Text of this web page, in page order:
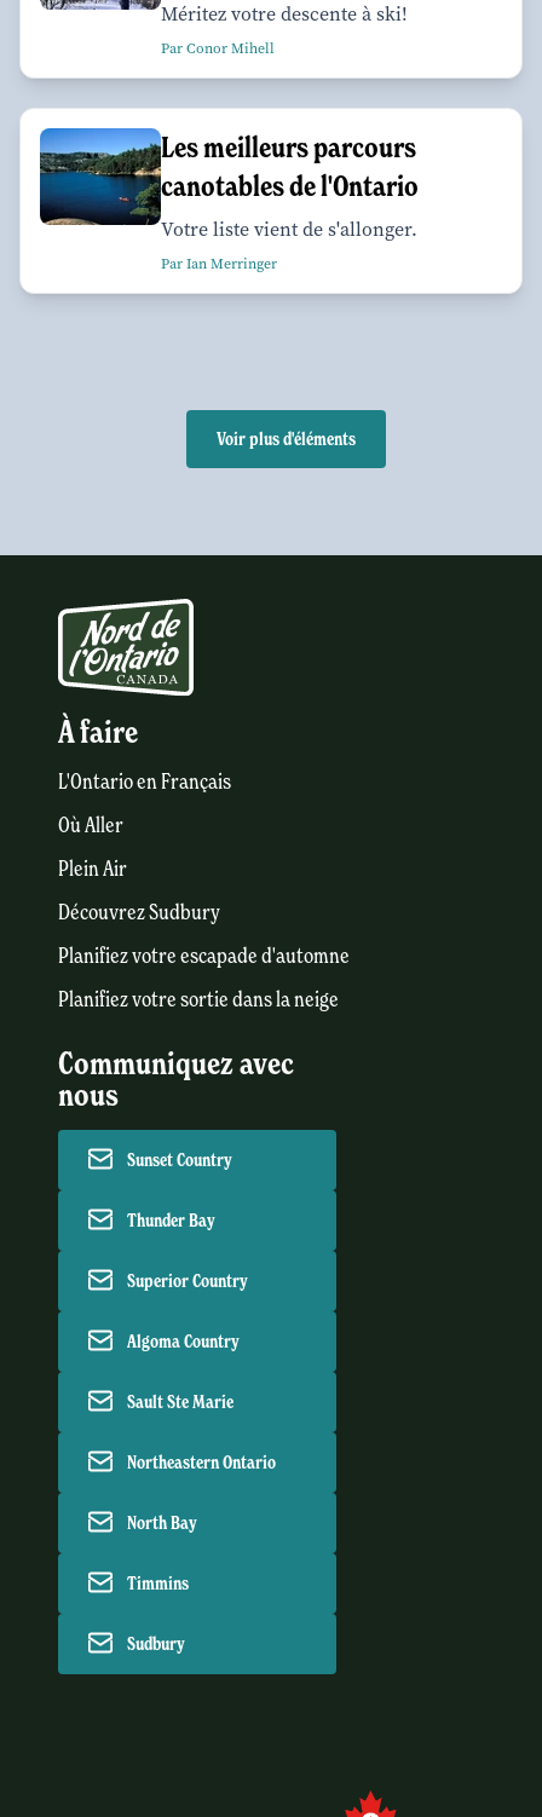
Méritez votre descente à ski!
Par Conor Mihell
Les meilleurs parcours
canotables de l'Ontario
Votre liste vient de s'allonger.
Par Ian Merringer
Voir plus d'éléments
À faire
L'Ontario en Français
Où Aller
Plein Air
Découvrez Sudbury
Planifiez votre escapade d'automne
Planifiez votre sortie dans la neige
Communiquez avec
nous
Sunset Country
Thunder Bay
Superior Country
Algoma Country
Sault Ste Marie
Northeastern Ontario
North Bay
Timmins
Sudbury